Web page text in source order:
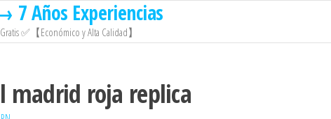
7 Años Experiencias
✅【Económico y Alta Calidad】
madrid roja replica